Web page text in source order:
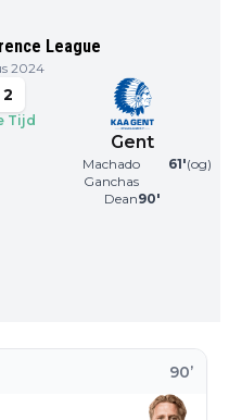
League
2024
2
Tijd
Gent
Machado
Ganchas
61'(og)
Dean90'
90’